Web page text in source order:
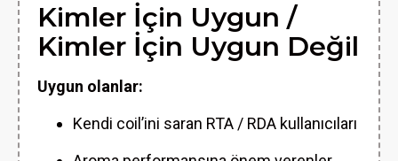
Kimler İçin Uygun /
Kimler İçin Uygun Değil
Uygun olanlar:
Kendi coil’ini saran RTA / RDA kullanıcıları